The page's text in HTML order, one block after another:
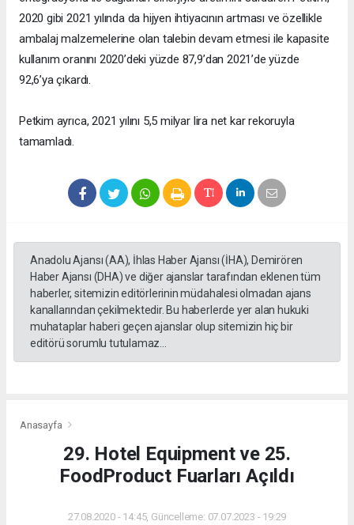
2020 gibi 2021 yılında da hijyen ihtiyacının artması ve özellikle
ambalaj malzemelerine olan talebin devam etmesi ile kapasite
kullanım oranını 2020’deki yüzde 87,9’dan 2021’de yüzde
92,6’ya çıkardı.
Petkim ayrıca, 2021 yılını 5,5 milyar lira net kar rekoruyla
tamamladı.
Anadolu Ajansı (AA), İhlas Haber Ajansı (İHA), Demirören
Haber Ajansı (DHA) ve diğer ajanslar tarafından eklenen tüm
haberler, sitemizin editörlerinin müdahalesi olmadan ajans
kanallarından çekilmektedir. Bu haberlerde yer alan hukuki
muhataplar haberi geçen ajanslar olup sitemizin hiç bir
editörü sorumlu tutulamaz...
Anasayfa
29. Hotel Equipment ve 25.
FoodProduct Fuarları Açıldı
27.08.2020 - 14:45, Güncelleme: 07.07.2023 - 19:29